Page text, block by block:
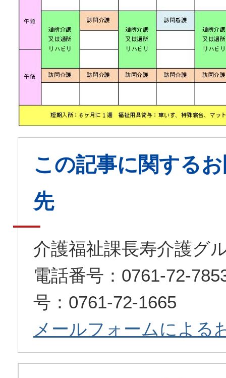
この記事に関する
先
介護福祉課長寿介護グ
電話番号：0761-72-
号：0761-72-1665
メールフォームによる